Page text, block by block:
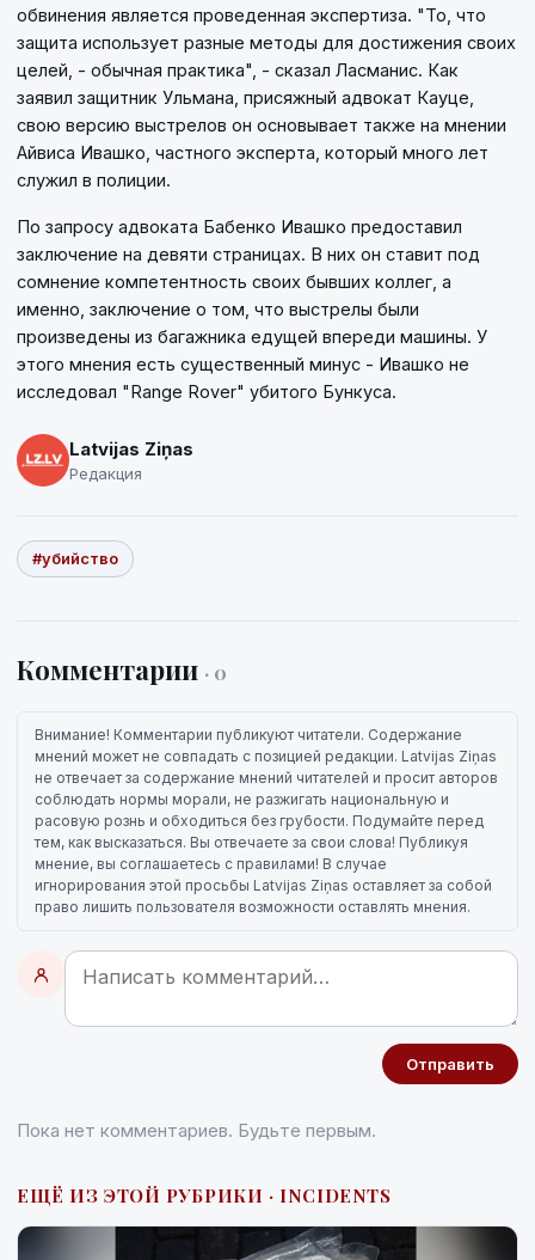
обвинения является проведенная экспертиза. "То, что
защита использует разные методы для достижения своих
целей, - обычная практика", - сказал Ласманис. Как
заявил защитник Ульмана, присяжный адвокат Кауце,
свою версию выстрелов он основывает также на мнении
Айвиса Ивашко, частного эксперта, который много лет
служил в полиции.
По запросу адвоката Бабенко Ивашко предоставил
заключение на девяти страницах. В них он ставит под
сомнение компетентность своих бывших коллег, а
именно, заключение о том, что выстрелы были
произведены из багажника едущей впереди машины. У
этого мнения есть существенный минус - Ивашко не
исследовал "Range Rover" убитого Бункуса.
Latvijas Ziņas
Редакция
#убийство
Комментарии · 0
Внимание! Комментарии публикуют читатели. Содержание
мнений может не совпадать с позицией редакции. Latvijas Ziņas
не отвечает за содержание мнений читателей и просит авторов
соблюдать нормы морали, не разжигать национальную и
расовую рознь и обходиться без грубости. Подумайте перед
тем, как высказаться. Вы отвечаете за свои слова! Публикуя
мнение, вы соглашаетесь с правилами! В случае
игнорирования этой просьбы Latvijas Ziņas оставляет за собой
право лишить пользователя возможности оставлять мнения.
Отправить
Пока нет комментариев. Будьте первым.
ЕЩЁ ИЗ ЭТОЙ РУБРИКИ · INCIDENTS